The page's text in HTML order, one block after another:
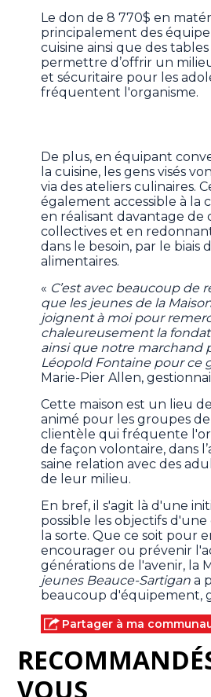
Le don de 8 770$ en
principalement des
cuisine ainsi que des
permettre d’offrir un
et sécuritaire pour les
fréquentent l'organisme.
De plus, en équipant
la cuisine, les gens visés
via des ateliers culinaires.
également accessible à la
en réalisant davantage de
collectives et en
dans le besoin, par le biais
alimentaires.
« C’est avec beaucoup de
que les jeunes de la
joignent à moi pour
chaleureusement la
ainsi que notre marchand
Léopold Fontaine pour ce
Marie-Pier Allen,
Cette maison est un lieu
animé pour les groupes de
clientèle qui fréquente
de façon volontaire, dans
saine relation avec des
de leur milieu.
En bref, il s'agit là d'une
possible les objectifs
la sorte. Que ce soit pour
encourager ou prévenir
générations de l'avenir, la
jeunes Beauce-Sartigan a
beaucoup d'équipement,
Partager à ma
VOUS